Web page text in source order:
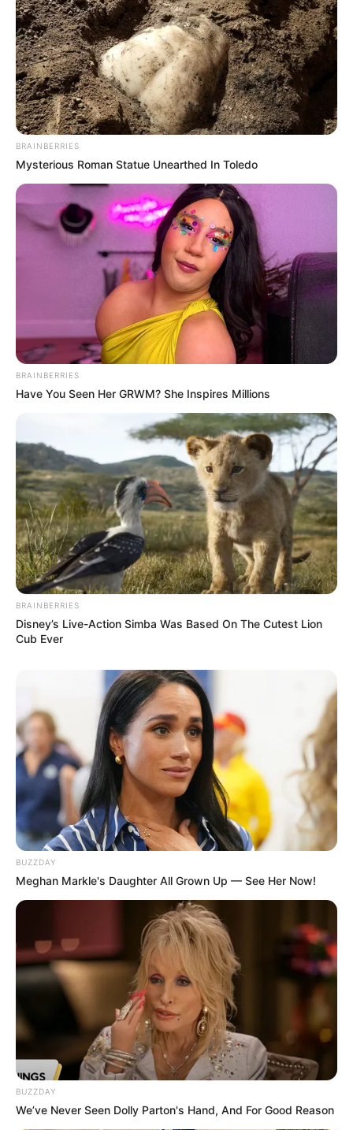
BRAINBERRIES
Mysterious Roman Statue Unearthed In Toledo
BRAINBERRIES
Have You Seen Her GRWM? She Inspires Millions
BRAINBERRIES
Disney’s Live-Action Simba Was Based On The Cutest Lion
Cub Ever
BUZZDAY
Meghan Markle's Daughter All Grown Up — See Her Now!
BUZZDAY
We’ve Never Seen Dolly Parton's Hand, And For Good Reason